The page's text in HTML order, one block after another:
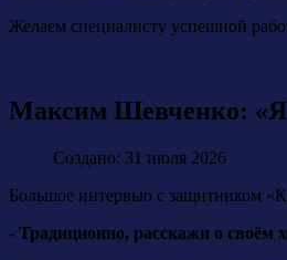
Желаем специалисту успешной
Максим Шевченко: «Я
Создано: 31 июля 2026
Большое интервью с защитником
- Традиционно, расскажи о своём